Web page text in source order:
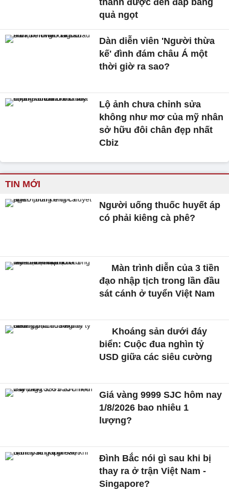
thành được đền đáp bằng
quả ngọt
Dàn diễn viên 'Người thừa
kế' đình đám châu Á một
thời giờ ra sao?
Lộ ảnh chưa chỉnh sửa
không như mơ của mỹ nhân
sở hữu đôi chân đẹp nhất
Cbiz
TIN MỚI
Người uống thuốc huyết áp
có phải kiêng cà phê?
Màn trình diễn của 3 tiền
đạo nhập tịch trong lần đầu
sát cánh ở tuyển Việt Nam
Khoáng sản dưới đáy
biển: Cuộc đua nghìn tỷ
USD giữa các siêu cường
Giá vàng 9999 SJC hôm nay
1/8/2026 bao nhiêu 1
lượng?
Đình Bắc nói gì sau khi bị
thay ra ở trận Việt Nam -
Singapore?